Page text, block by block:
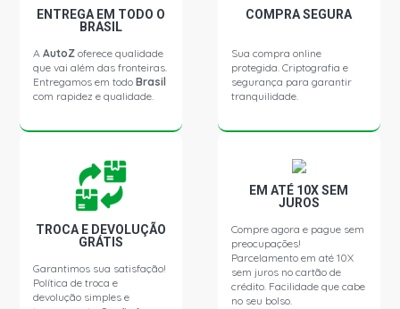
CELTA SPIRIT HATCH 1.4 8V 5N GASOLINA (2004 - 2008)
CORSA HATCH SUPER HATCH 1.0 16V GASOLINA (1998 -
CORSA HATCH SUPER WIND HATCH 1.0 8V EFI
ENTREGA EM TODO O
BRASIL
AAutoZ oferece qualidade
que vai além das fronteiras.
Entregamos em todoBrasil
com rapidez e qualidade.
COMPRA SEGURA
Sua compra online
protegida. Criptografia e
segurança para garantir
tranquilidade.
TROCA E DEVOLUÇÃO
GRÁTIS
Garantimos sua satisfação!
Política de troca e
devolução simples e
EM ATÉ 10X SEM
JUROS
Compre agora e pague sem
preocupações!
Parcelamento em até 10X
sem juros no cartão de
crédito. Facilidade que cabe
no seu bolso.